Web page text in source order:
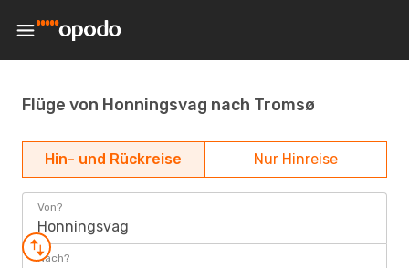
Flüge von Honningsvag nach Tromsø
Hin- und Rückreise Nur Hinreise
Von?
Honningsvag
Nach?